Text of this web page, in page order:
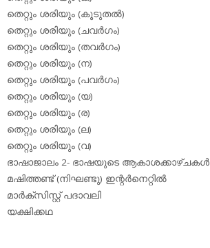
തെറ്റും ശരിയും (കൂടുതല്‍)
തെറ്റും ശരിയും (ചവര്‍ഗം)
തെറ്റും ശരിയും (തവര്‍ഗം)
തെറ്റും ശരിയും (ന)
തെറ്റും ശരിയും (പവര്‍ഗം)
തെറ്റും ശരിയും (യ)
തെറ്റും ശരിയും (ര)
തെറ്റും ശരിയും (ല)
തെറ്റും ശരിയും (വ)
ഭാഷാജാലം 2- ഭാഷയുടെ ആകാശക്കാഴ്ചകള്‍
മഷിത്തണ്ട് (നിഘണ്ടു) ഇന്റര്‍നെറ്റില്‍
മാര്‍ക്‌സിസ്റ്റ് പദാവലി
യക്ഷിക്കഥ